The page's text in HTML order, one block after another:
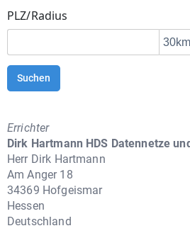
PLZ/Radius
Suchen
Errichter
Dirk Hartmann HDS Datennetze
Herr Dirk Hartmann
Am Anger 18
34369 Hofgeismar
Hessen
Deutschland